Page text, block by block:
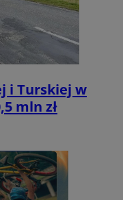
i Turskiej w
mln zł